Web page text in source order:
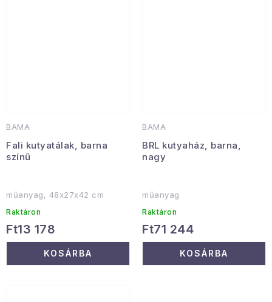
BAMA
Fali kutyatálak, barna
színű
műanyag, 48x27x42 cm
Raktáron
Ft13 178
KOSÁRBA
BAMA
BRL kutyaház, barna,
nagy
műanyag
Raktáron
Ft71 244
KOSÁRBA